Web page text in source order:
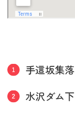
手這坂集落
水沢ダム下